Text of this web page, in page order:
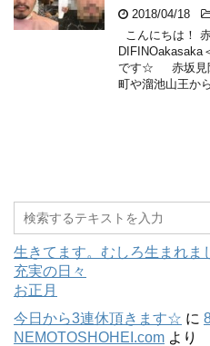
2018/04/18
こんにちは！
DIFINOakasaka
です☆ 赤坂見附
町や溜池山王か
生きてます。むしろ生まれま
充実の日々
お正月
今日から3連休頂きます☆ に
NEMOTOSHOHEI.com より